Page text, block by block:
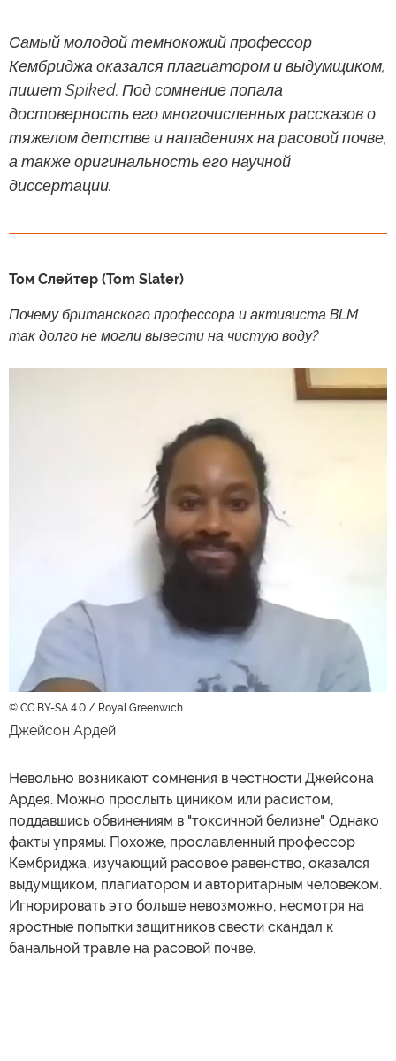
Самый молодой темнокожий профессор
Кембриджа оказался плагиатором и выдумщиком,
пишет Spiked. Под сомнение попала
достоверность его многочисленных рассказов о
тяжелом детстве и нападениях на расовой почве,
а также оригинальность его научной
диссертации.
Том Слейтер (Tom Slater)
Почему британского профессора и активиста BLM
так долго не могли вывести на чистую воду?
© CC BY-SA 4.0 / Royal Greenwich
Джейсон Ардей
Невольно возникают сомнения в честности Джейсона
Ардея. Можно прослыть циником или расистом,
поддавшись обвинениям в "токсичной белизне". Однако
факты упрямы. Похоже, прославленный профессор
Кембриджа, изучающий расовое равенство, оказался
выдумщиком, плагиатором и авторитарным человеком.
Игнорировать это больше невозможно, несмотря на
яростные попытки защитников свести скандал к
банальной травле на расовой почве.